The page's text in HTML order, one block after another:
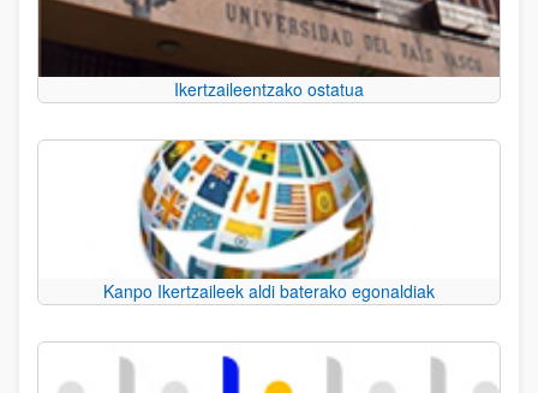
Ikertzaileentzako ostatua
Kanpo Ikertzaileek aldi baterako egonaldiak